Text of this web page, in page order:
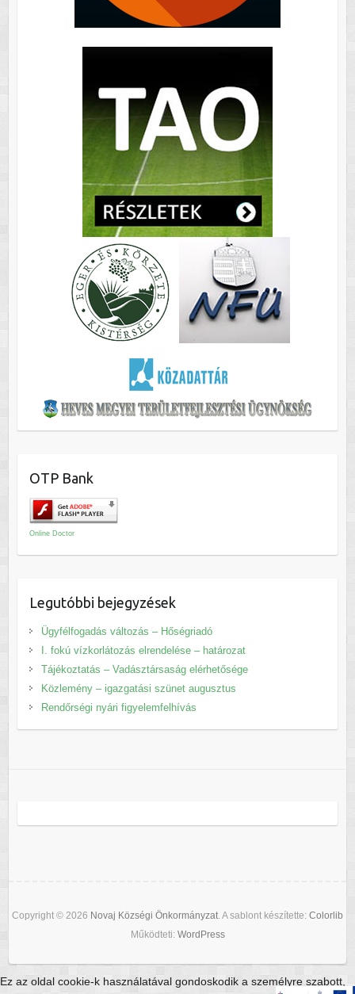
OTP Bank
Online Doctor
Legutóbbi bejegyzések
Ügyfélfogadás változás – Hőségriadó
I. fokú vízkorlátozás elrendelése – határozat
Tájékoztatás – Vadásztársaság elérhetősége
Közlemény – igazgatási szünet augusztus
Rendőrségi nyári figyelemfelhívás
Copyright © 2026 Novaj Községi Önkormányzat. A sablont készítette: Colorlib
Működteti: WordPress
Ez az oldal cookie-k használatával gondoskodik a személyre szabott,